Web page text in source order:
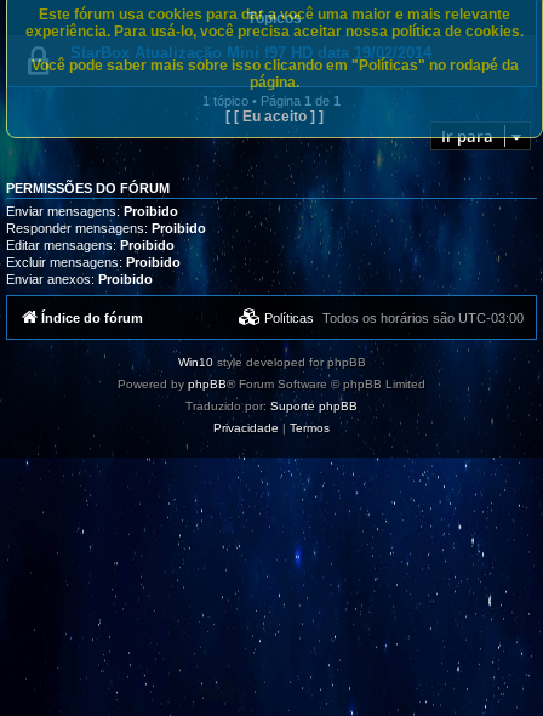
Tópicos
StarBox Atualização Mini f97 HD data 19/02/2014
1 tópico • Página 1 de 1
Ir para
PERMISSÕES DO FÓRUM
Enviar mensagens:Proibido
Responder mensagens: Proibido
Editar mensagens: Proibido
Excluir mensagens: Proibido
Enviar anexos: Proibido
Este fórum usa cookies para dar a você uma maior e mais relevante
experiência. Para usá-lo, você precisa aceitar nossa política de cookies.
Você pode saber mais sobre isso clicando em "Políticas" no rodapé da
página.
[ [ Eu aceito ] ]
Índice do fórum Todos os horários são UTC-03:00
Políticas
Win10style developed for phpBB
Powered by phpBB® Forum Software © phpBB Limited
Traduzido por: Suporte phpBB
Privacidade | Termos